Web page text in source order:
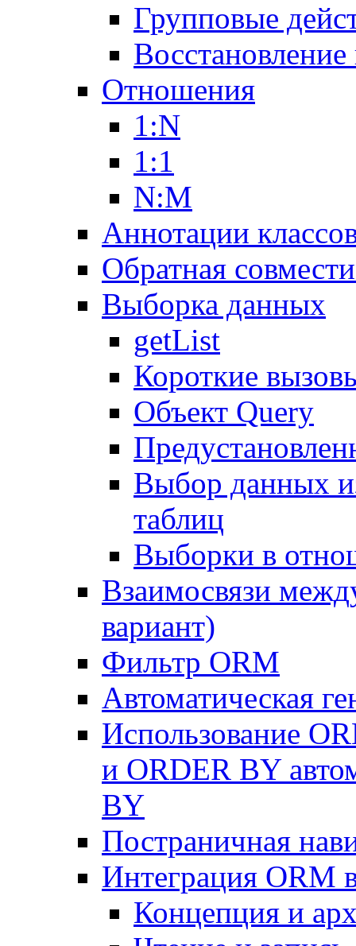
Групповые
Отношения
1:N
1:1
N:M
Аннотации
Обратная
Выборка данных
getList
Короткие
Объект Query
Выбор данных
таблиц
Выборки в
Взаимосвязи
вариант)
Фильтр ORM
Автоматическая
Использование
и ORDER BY
BY
Постраничная
Интеграция ORM
Концепция и